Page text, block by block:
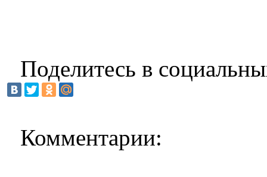
Поделитесь в
Комментарии: